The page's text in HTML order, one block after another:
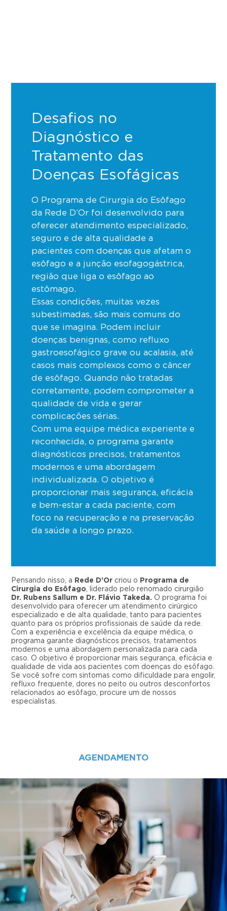
Desafios no
Diagnóstico e
Tratamento das
Doenças Esofágicas
O Programa de Cirurgia do Esôfago
da Rede D’Or foi desenvolvido para
oferecer atendimento especializado,
seguro e de alta qualidade a
pacientes com doenças que afetam o
esôfago e a junção esofagogástrica,
região que liga o esôfago ao
estômago.
Essas condições, muitas vezes
subestimadas, são mais comuns do
que se imagina. Podem incluir
doenças benignas, como refluxo
gastroesofágico grave ou acalasia, até
casos mais complexos como o câncer
de esôfago. Quando não tratadas
corretamente, podem comprometer a
qualidade de vida e gerar
complicações sérias.
Com uma equipe médica experiente e
reconhecida, o programa garante
diagnósticos precisos, tratamentos
modernos e uma abordagem
individualizada. O objetivo é
proporcionar mais segurança, eficácia
e bem-estar a cada paciente, com
foco na recuperação e na preservação
da saúde a longo prazo.
Pensando nisso, a Rede D’Or criou o Programa de
Cirurgia do Esôfago, liderado pelo renomado cirurgião
Dr. Rubens Sallum e Dr. Flávio Takeda. O programa foi
desenvolvido para oferecer um atendimento cirúrgico
especializado e de alta qualidade, tanto para pacientes
quanto para os próprios profissionais de saúde da rede.
Com a experiência e excelência da equipe médica, o
programa garante diagnósticos precisos, tratamentos
modernos e uma abordagem personalizada para cada
caso. O objetivo é proporcionar mais segurança, eficácia e
qualidade de vida aos pacientes com doenças do esôfago.
Se você sofre com sintomas como dificuldade para engolir,
refluxo frequente, dores no peito ou outros desconfortos
relacionados ao esôfago, procure um de nossos
especialistas.
AGENDAMENTO